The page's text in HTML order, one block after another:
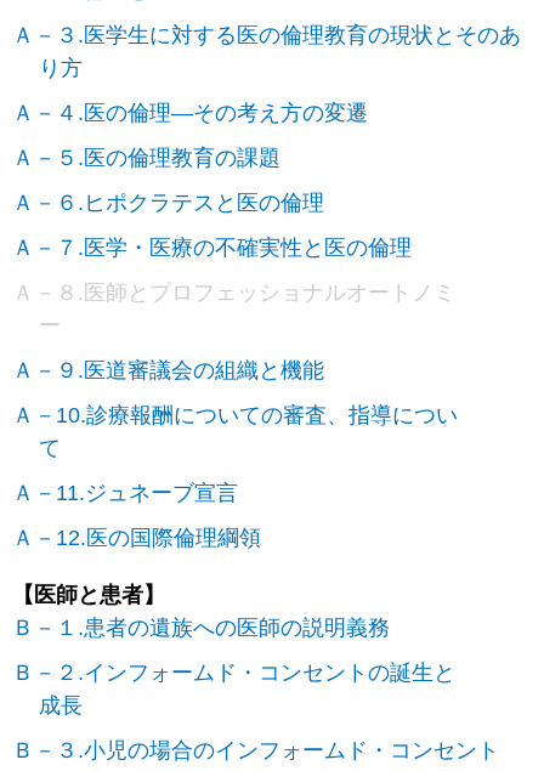
Ａ－３.医学生に対する医の倫理教育の現状とそのあ
り方
Ａ－４.医の倫理―その考え方の変遷
Ａ－５.医の倫理教育の課題
Ａ－６.ヒポクラテスと医の倫理
Ａ－７.医学・医療の不確実性と医の倫理
Ａ－８.医師とプロフェッショナルオートノミ
ー
Ａ－９.医道審議会の組織と機能
Ａ－10.診療報酬についての審査、指導につい
て
Ａ－11.ジュネーブ宣言
Ａ－12.医の国際倫理綱領
【医師と患者】
Ｂ－１.患者の遺族への医師の説明義務
Ｂ－２.インフォームド・コンセントの誕生と
成長
Ｂ－３.小児の場合のインフォームド・コンセント